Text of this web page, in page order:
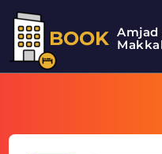
BOOK Amjad